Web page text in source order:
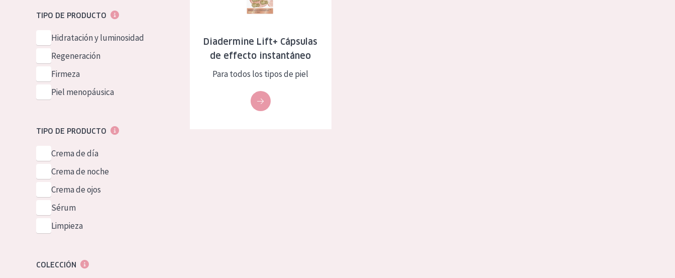
Piel madura
NUESTROS PRODUCTOS
GermanTIPO DE PRODUCTO
Hidratación y luminosidad
Regeneración
Firmeza
Piel menopáusica
TIPO DE PRODUCTO
Crema de día
Crema de noche
Crema de ojos
Sérum
Limpieza
COLECCIÓN
Diadermine Lift+ Cápsulas
de effecto instantáneo
Para todos los tipos de piel